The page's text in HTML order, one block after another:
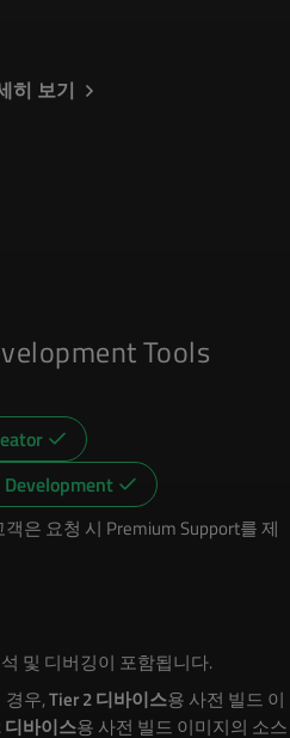
히 보기
Tools
Development
객은 요청 시 Premium Support를 제
및 디버깅이 포함됩니다.
경우,Tier 2 디바이스용 사전 빌드 이
디바이스용 사전 빌드 이미지의 소스